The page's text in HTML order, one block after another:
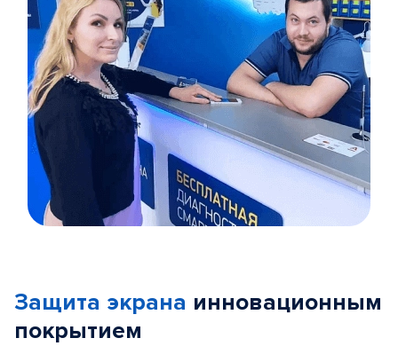
5
Защита экрана инновационным
покрытием